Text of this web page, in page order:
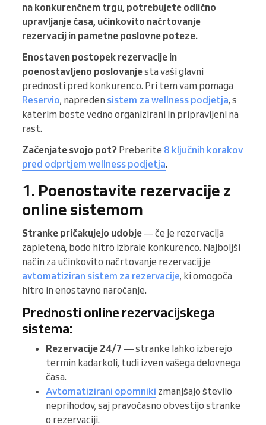
na konkurenčnem trgu, potrebujete odlično
upravljanje časa, učinkovito načrtovanje
rezervacij in pametne poslovne poteze.
Enostaven postopek rezervacije in
poenostavljeno poslovanjesta vaši glavni
prednosti pred konkurenco. Pri tem vam pomaga
Reservio, napreden sistem za wellness podjetja, s
katerim boste vedno organizirani in pripravljeni na
rast.
Začenjate svojo pot? Preberite 8 ključnih korakov
pred odprtjem wellness podjetja.
1. Poenostavite rezervacije z
online sistemom
Stranke pričakujejo udobje— če je rezervacija
zapletena, bodo hitro izbrale konkurenco. Najboljši
način za učinkovito načrtovanje rezervacij je
avtomatiziran sistem za rezervacije, ki omogoča
hitro in enostavno naročanje.
Prednosti online rezervacijskega
sistema:
Rezervacije 24/7 — stranke lahko izberejo
termin kadarkoli, tudi izven vašega delovnega
časa.
Avtomatizirani opomniki zmanjšajo število
neprihodov, saj pravočasno obvestijo stranke
o rezervaciji.